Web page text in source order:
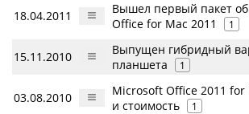
18.04.2011
Вышел первый пакет
Office for Mac 2011
1
15.11.2010
Выпущен гибридный
планшета
1
03.08.2010
Microsoft Office 2011 for
и стоимость
1